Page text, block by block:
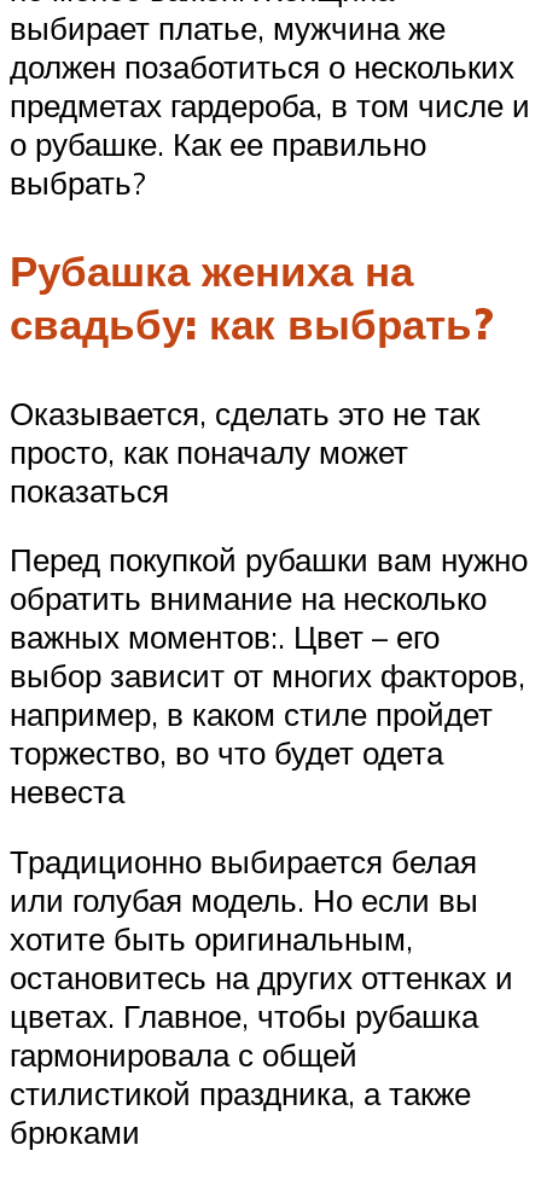
выбирает платье, мужчина же
должен позаботиться о нескольких
предметах гардероба, в том числе и
о рубашке. Как ее правильно
выбрать?
Рубашка жениха на
свадьбу: как выбрать?
Оказывается, сделать это не так
просто, как поначалу может
показаться
Перед покупкой рубашки вам нужно
обратить внимание на несколько
важных моментов:. Цвет – его
выбор зависит от многих факторов,
например, в каком стиле пройдет
торжество, во что будет одета
невеста
Традиционно выбирается белая
или голубая модель. Но если вы
хотите быть оригинальным,
остановитесь на других оттенках и
цветах. Главное, чтобы рубашка
гармонировала с общей
стилистикой праздника, а также
брюками